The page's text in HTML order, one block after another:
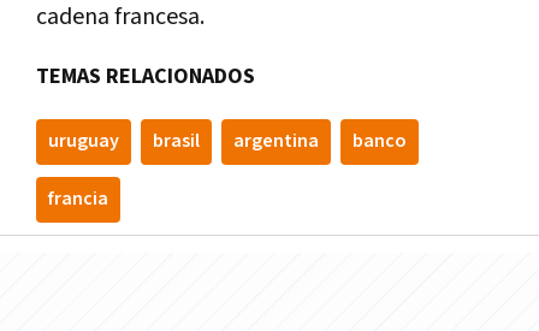
cadena francesa.
TEMAS RELACIONADOS
uruguay brasil argentina banco
francia